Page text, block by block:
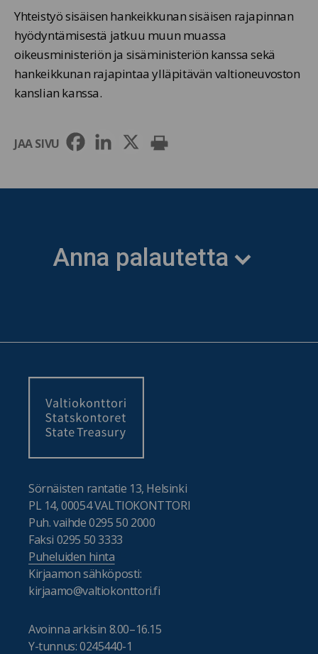
Yhteistyö sisäisen hankeikkunan sisäisen rajapinnan
hyödyntämisestä jatkuu muun muassa
oikeusministeriön ja sisäministeriön kanssa sekä
hankeikkunan rajapintaa ylläpitävän valtioneuvoston
kanslian kanssa.
JAA SIVU
Anna palautetta
Sörnäisten rantatie 13, Helsinki
PL 14, 00054 VALTIOKONTTORI
Puh. vaihde 0295 50 2000
Faksi 0295 50 3333
Puheluiden hinta
Kirjaamon sähköposti:
kirjaamo@valtiokonttori.fi
Avoinna arkisin 8.00–16.15
Y-tunnus: 0245440-1